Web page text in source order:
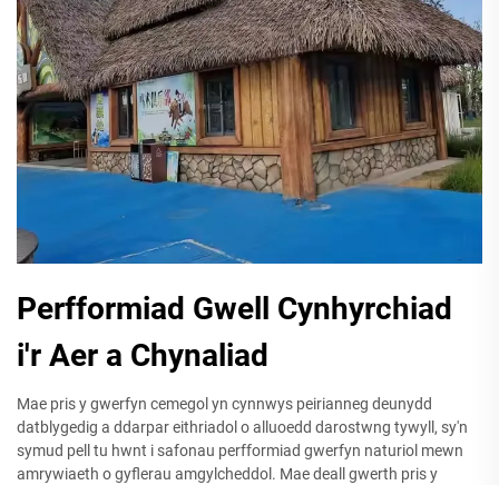
Perfformiad Gwell Cynhyrchiad
i'r Aer a Chynaliad
Mae pris y gwerfyn cemegol yn cynnwys peirianneg deunydd
datblygedig a ddarpar eithriadol o alluoedd darostwng tywyll, sy'n
symud pell tu hwnt i safonau perfformiad gwerfyn naturiol mewn
amrywiaeth o gyflerau amgylcheddol. Mae deall gwerth pris y